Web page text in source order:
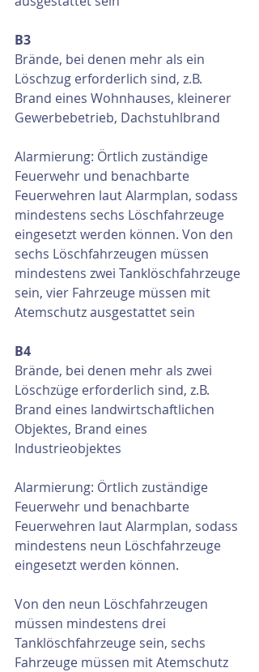
B3
Brände, bei denen mehr als ein
Löschzug erforderlich sind, z.B.
Brand eines Wohnhauses, kleinerer
Gewerbebetrieb, Dachstuhlbrand
Alarmierung: Örtlich zuständige
Feuerwehr und benachbarte
Feuerwehren laut Alarmplan, sodass
mindestens sechs Löschfahrzeuge
eingesetzt werden können. Von den
sechs Löschfahrzeugen müssen
mindestens zwei Tanklöschfahrzeuge
sein, vier Fahrzeuge müssen mit
Atemschutz ausgestattet sein
B4
Brände, bei denen mehr als zwei
Löschzüge erforderlich sind, z.B.
Brand eines landwirtschaftlichen
Objektes, Brand eines
Industrieobjektes
Alarmierung: Örtlich zuständige
Feuerwehr und benachbarte
Feuerwehren laut Alarmplan, sodass
mindestens neun Löschfahrzeuge
eingesetzt werden können.
Von den neun Löschfahrzeugen
müssen mindestens drei
Tanklöschfahrzeuge sein, sechs
Fahrzeuge müssen mit Atemschutz